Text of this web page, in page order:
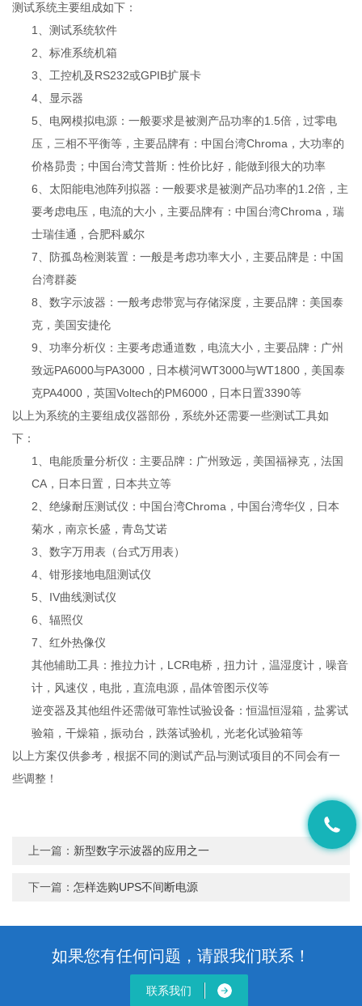
测试系统主要组成如下：
1、测试系统软件
2、标准系统机箱
3、工控机及RS232或GPIB扩展卡
4、显示器
5、电网模拟电源：一般要求是被测产品功率的1.5倍，过零电
压，三相不平衡等，主要品牌有：中国台湾Chroma，大功率的
价格昴贵；中国台湾艾普斯：性价比好，能做到很大的功率
6、太阳能电池阵列拟器：一般要求是被测产品功率的1.2倍，主
要考虑电压，电流的大小，主要品牌有：中国台湾Chroma，瑞
士瑞佳通，合肥科威尔
7、防孤岛检测装置：一般是考虑功率大小，主要品牌是：中国
台湾群菱
8、数字示波器：一般考虑带宽与存储深度，主要品牌：美国泰
克，美国安捷伦
9、功率分析仪：主要考虑通道数，电流大小，主要品牌：广州
致远PA6000与PA3000，日本横河WT3000与WT1800，美国泰
克PA4000，英国Voltech的PM6000，日本日置3390等
以上为系统的主要组成仪器部份，系统外还需要一些测试工具如
下：
1、电能质量分析仪：主要品牌：广州致远，美国福禄克，法国
CA，日本日置，日本共立等
2、绝缘耐压测试仪：中国台湾Chroma，中国台湾华仪，日本
菊水，南京长盛，青岛艾诺
3、数字万用表（台式万用表）
4、钳形接地电阻测试仪
5、IV曲线测试仪
6、辐照仪
7、红外热像仪
其他辅助工具：推拉力计，LCR电桥，扭力计，温湿度计，噪音
计，风速仪，电批，直流电源，晶体管图示仪等
逆变器及其他组件还需做可靠性试验设备：恒温恒湿箱，盐雾试
验箱，干燥箱，振动台，跌落试验机，光老化试验箱等
以上方案仅供参考，根据不同的测试产品与测试项目的不同会有一
些调整！
上一篇： 新型数字示波器的应用之一
下一篇：怎样选购UPS不间断电源
如果您有任何问题，请跟我们联系！
联系我们